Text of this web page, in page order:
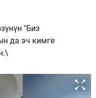
"Биз
да эч кимге